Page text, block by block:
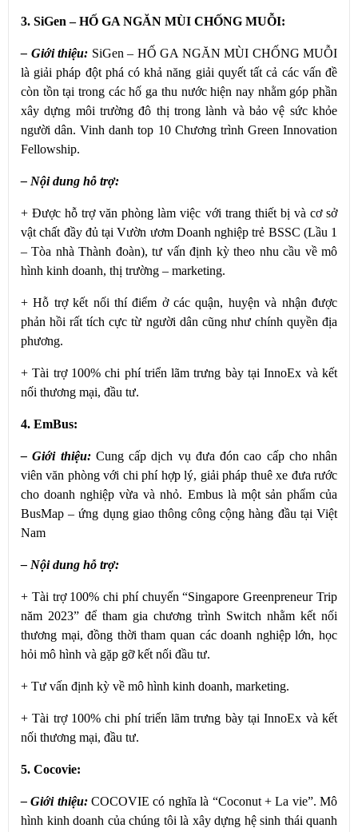
3. SiGen – HỐ GA NGĂN MÙI CHỐNG MUỖI:
– Giới thiệu: SiGen – HỐ GA NGĂN MÙI CHỐNG MUỖI
là giải pháp đột phá có khả năng giải quyết tất cả các vấn đề
còn tồn tại trong các hố ga thu nước hiện nay nhằm góp phần
xây dựng môi trường đô thị trong lành và bảo vệ sức khỏe
người dân. Vinh danh top 10 Chương trình Green Innovation
Fellowship.
– Nội dung hỗ trợ:
+ Được hỗ trợ văn phòng làm việc với trang thiết bị và cơ sở
vật chất đầy đủ tại Vườn ươm Doanh nghiệp trẻ BSSC (Lầu 1
– Tòa nhà Thành đoàn), tư vấn định kỳ theo nhu cầu về mô
hình kinh doanh, thị trường – marketing.
+ Hỗ trợ kết nối thí điểm ở các quận, huyện và nhận được
phản hồi rất tích cực từ người dân cũng như chính quyền địa
phương.
+ Tài trợ 100% chi phí triển lãm trưng bày tại InnoEx và kết
nối thương mại, đầu tư.
4. EmBus:
– Giới thiệu: Cung cấp dịch vụ đưa đón cao cấp cho nhân
viên văn phòng với chi phí hợp lý, giải pháp thuê xe đưa rước
cho doanh nghiệp vừa và nhỏ. Embus là một sản phẩm của
BusMap – ứng dụng giao thông công cộng hàng đầu tại Việt
Nam
– Nội dung hỗ trợ:
+ Tài trợ 100% chi phí chuyến “Singapore Greenpreneur Trip
năm 2023” để tham gia chương trình Switch nhằm kết nối
thương mại, đồng thời tham quan các doanh nghiệp lớn, học
hỏi mô hình và gặp gỡ kết nối đầu tư.
+ Tư vấn định kỳ về mô hình kinh doanh, marketing.
+ Tài trợ 100% chi phí triển lãm trưng bày tại InnoEx và kết
nối thương mại, đầu tư.
5. Cocovie:
– Giới thiệu:COCOVIE có nghĩa là “Coconut + La vie”. Mô
hình kinh doanh của chúng tôi là xây dựng hệ sinh thái quanh